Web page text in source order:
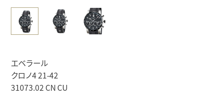
エベラール
クロノ4 21-42
31073.02 CN CU